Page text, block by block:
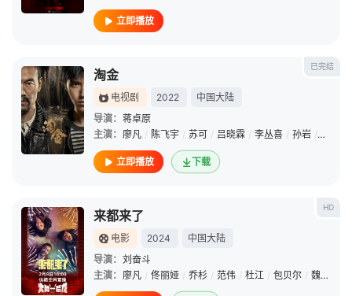
立即播放
已完结
淘金
电视剧 2022
中国大陆
导演： 蒋卓原
主演： 廖凡 / 陈飞宇 / 苏可 / 吕晓霖 / 李丛喜 / 孙岩 / 王同辉
立即播放 下载
HD
来都来了
电影 2024
中国大陆
导演： 刘奋斗
主演： 廖凡 / 佟丽娅 / 乔杉 / 范伟 / 杜江 / 包贝尔 / 魏大勋